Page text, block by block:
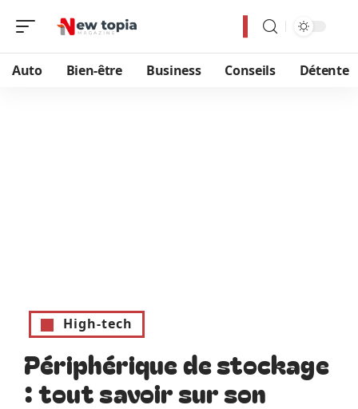
Auto Bien-être Business Conseils Détente
High-tech
Périphérique de stockage
: tout savoir sur son